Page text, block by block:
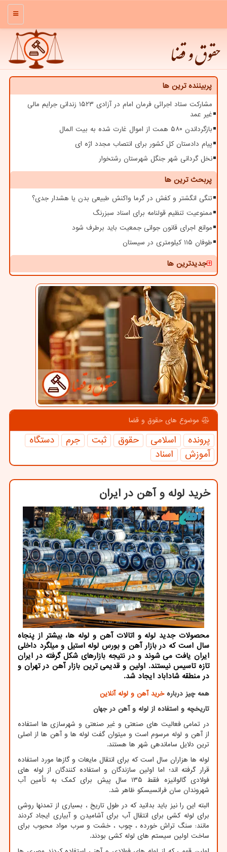
منو
حقوق و قضا
پربیننده ترین ها
مشارکت ستاد اجرائی فرمان امام در آزادی ۱۵۲۳ زندانی جرایم مالی
غیر عمد
بازگرداندن ۵۸۰ همت از اموال غارت شده به بیت المال
پیام دادستان کل کشور برای انتصاب مجدد اژه ای
نخل گردانی شهر جنگل شهرستان رشتخوار
پربحث ترین ها
تنگی انگشتر و کفش در گرما واکنش طبیعی بدن یا هشدار جدی؟
ممنوعیت تنظیم قولنامه برای اسناد سبزرنگ
موانع اجرای قانون جوانی جمعیت باید برطرف شود
طوفان ۱۱۵ کیلومتری در سیستان
جدیدترین ها
موضوع های حقوق و قضا
پرونده اسلامی حقوق ثبت جرم
دستگاه
آموزش
اسناد
خرید لوله و آهن در ایران
محصولات جدید لوله و اتالات آهن و لوله ها، بیشتر از پنجاه
سال است که در بازار آهن و بورس لوله استیل و میلگرد داخلی
ایران یافت می شوند و در نتیجه بازارهای شکل گرفته در ایران
تازه تاسیس نیستند. اولین و قدیمی ترین بازار آهن در تهران و
در منطقه شاداباد ایجاد شد.
همه چیز دربارهخرید آهن و لوله آنلاین
تاریخچه و استفاده از لوله و آهن در جهان
در تمامی فعالیت های صنعتی و غیر صنعتی و شهرسازی ها استفاده
از آهن و لوله مرسوم است و میتوان گفت لوله ها و آهن ها از اصلی
ترین دلایل ساماندهی شهر ها هستند.
لوله ها هزاران سال است که برای انتقال مایعات و گازها مورد استفاده
قرار گرفته اند؛ اما اولین سازندگان و استفاده کنندگان از لوله های
فولادی گالوانیزه فقط ۱۳۵ سال پیش برای کمک به تأمین آب
شهروندان سان فرانسیسکو ظاهر شد.
البته این را نیز باید بدانید که در طول تاریخ ، بسیاری از تمدنها روشی
برای لوله کشی برای انتقال آب برای آشامیدن و آبیاری ایجاد کردند
مانند: سنگ تراش خورده ، چوب ، خشت و سرب مواد محبوب برای
ساخت اولین سیستم های لوله کشی بودند.